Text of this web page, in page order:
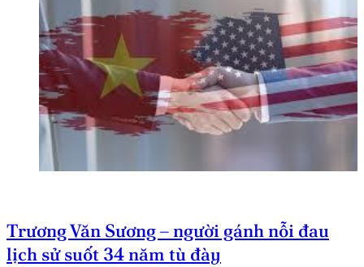
Trương Văn Sương – người gánh nỗi đau
lịch sử suốt 34 năm tù đày